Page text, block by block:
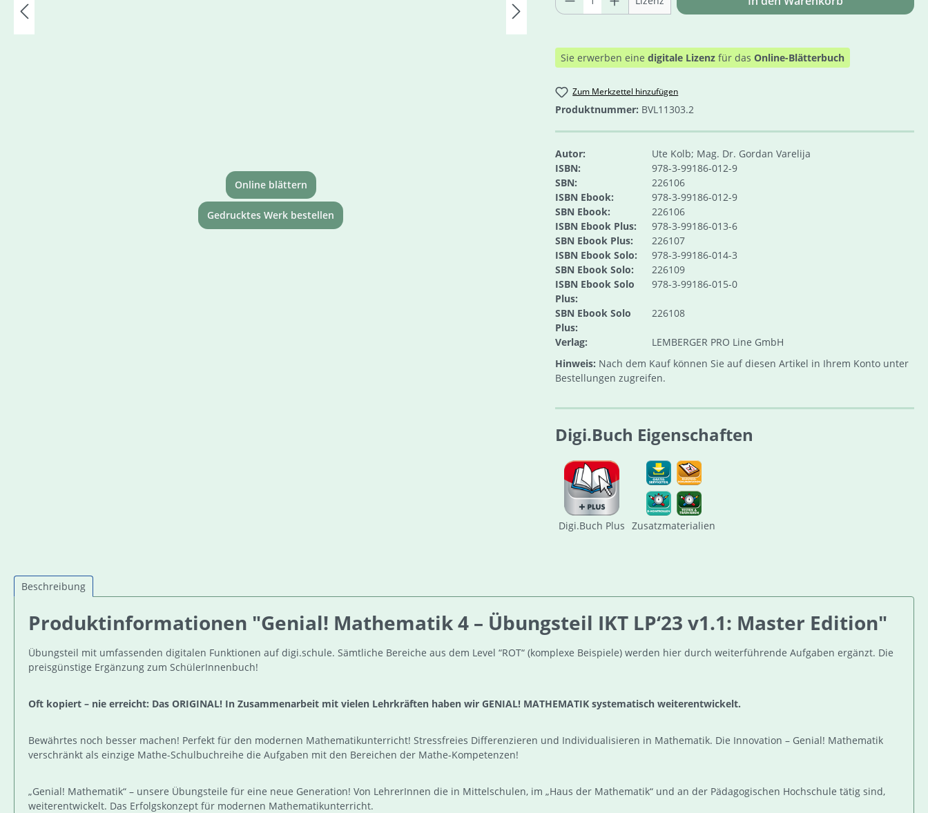
Online blättern
Gedrucktes Werk bestellen
Sie erwerben eine digitale Lizenz für das Online-Blätterbuch
Zum Merkzettel hinzufügen
Produktnummer: BVL11303.2
Autor:
Ute Kolb; Mag. Dr. Gordan Varelija
ISBN:
978-3-99186-012-9
SBN:
226106
ISBN Ebook:
978-3-99186-012-9
SBN Ebook:
226106
ISBN Ebook Plus:
978-3-99186-013-6
SBN Ebook Plus:
226107
ISBN Ebook Solo:
978-3-99186-014-3
SBN Ebook Solo:
226109
ISBN Ebook Solo
Plus:
978-3-99186-015-0
SBN Ebook Solo
Plus:
226108
Verlag:
LEMBERGER PRO Line GmbH
Hinweis: Nach dem Kauf können Sie auf diesen Artikel in Ihrem Konto unter
Bestellungen zugreifen.
Digi.Buch Eigenschaften
Digi.Buch Plus Zusatzmaterialien
Beschreibung
Produktinformationen "Genial! Mathematik 4 – Übungsteil IKT LP‘23 v1.1: Master Edition"
Übungsteil mit umfassenden digitalen Funktionen auf digi.schule. Sämtliche Bereiche aus dem Level “ROT“ (komplexe Beispiele) werden hier durch weiterführende Aufgaben ergänzt. Die
preisgünstige Ergänzung zum SchülerInnenbuch!
Oft kopiert – nie erreicht: Das ORIGINAL! In Zusammenarbeit mit vielen Lehrkräften haben wir GENIAL! MATHEMATIK systematisch weiterentwickelt.
Bewährtes noch besser machen! Perfekt für den modernen Mathematikunterricht! Stressfreies Differenzieren und Individualisieren in Mathematik. Die Innovation – Genial! Mathematik
verschränkt als einzige Mathe-Schulbuchreihe die Aufgaben mit den Bereichen der Mathe-Kompetenzen!
„Genial! Mathematik“ – unsere Übungsteile für eine neue Generation! Von LehrerInnen die in Mittelschulen, im „Haus der Mathematik“ und an der Pädagogischen Hochschule tätig sind,
weiterentwickelt. Das Erfolgskonzept für modernen Mathematikunterricht.